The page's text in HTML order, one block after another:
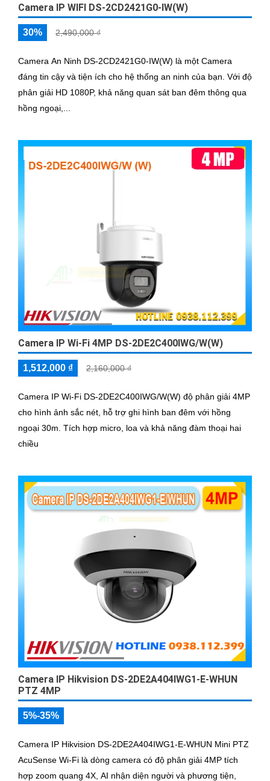
Camera IP WIFI DS-2CD2421G0-IW(W)
30% 2,490,000 ₫
Camera An Ninh DS-2CD2421G0-IW(W) là một Camera
đáng tin cậy và tiện ích cho hệ thống an ninh của bạn. Với độ
phân giải HD 1080P, khả năng quan sát ban đêm thông qua
hồng ngoại,...
Camera IP Wi-Fi 4MP DS-2DE2C400IWG/W(W)
1,512,000 ₫ 2,160,000 ₫
Camera IP Wi-Fi DS-2DE2C400IWG/W(W) độ phân giải 4MP
cho hình ảnh sắc nét, hỗ trợ ghi hình ban đêm với hồng
ngoại 30m. Tích hợp micro, loa và khả năng đàm thoại hai
chiều
Camera IP Hikvision DS-2DE2A404IWG1-E-WHUN
PTZ 4MP
5%-35%
Camera IP Hikvision DS-2DE2A404IWG1-E-WHUN Mini PTZ
AcuSense Wi-Fi là dòng camera có độ phân giải 4MP tích
hợp zoom quang 4X, AI nhận diện người và phương tiện,